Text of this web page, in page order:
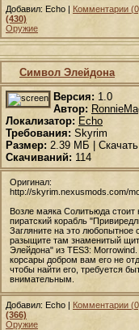
Добавил: Echo | Комментарии
(430)
Оружие
Символ Элейдона
Версия: 1.0
Автор:
Локализатор: Echo
Требования: Skyrim
Размер: 2.39 МБ | Скачать
Скачиваний: 114
Оригинал:
http://skyrim.nexusmods.com/
Возле маяка Солитьюда стоит
пиратский корабль
Загляните на это любопытное
разыщите там знаменитый
Элейдона" из TES3:
корсары добром вам его не
чтобы найти его, требуется
внимательным.
Добавил: Echo | Комментарии
(366)
Оружие